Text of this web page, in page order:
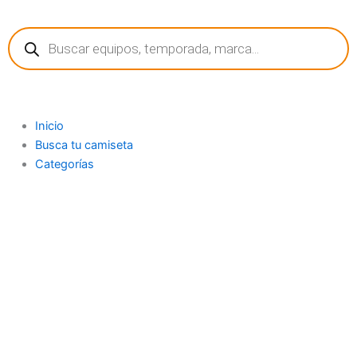
contenido
Búsqueda
de
productos
Inicio
Busca tu camiseta
Categorías